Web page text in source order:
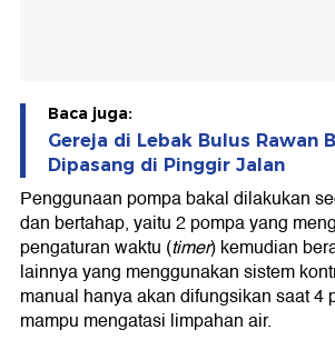
Baca juga:
Gereja di Lebak Bulus Rawan
Dipasang di Pinggir Jalan
Penggunaan pompa bakal dilakukan
dan bertahap, yaitu 2 pompa yang
pengaturan waktu (timer) kemudian
lainnya yang menggunakan sistem
manual hanya akan difungsikan saat 4
mampu mengatasi limpahan air.